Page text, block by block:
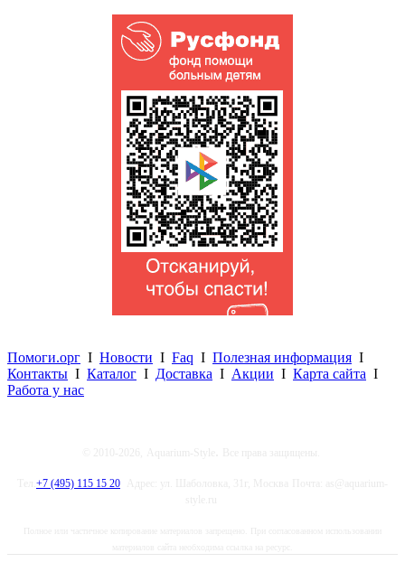
Помоги.орг I Новости I Faq I Полезная информация I
Контакты I Каталог I Доставка I Акции I Карта сайта I
Работа у нас
+7 (495) 115 15 20